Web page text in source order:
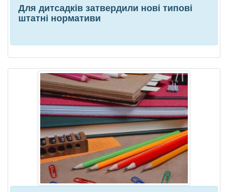
Для дитсадків затвердили нові типові
штатні нормативи